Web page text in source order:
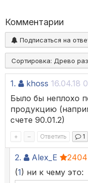
Комментарии
Подписаться на
Сортировка: Древо
1. khoss 16.04.18
Было бы неплохо
продукцию
счете 90.01.2)
+ – Ответить 1
2. Alex_E 2404
(1) ни к чему это: